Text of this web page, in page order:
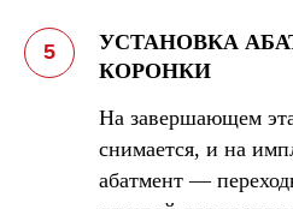
УСТАНОВКА
КОРОНКИ
На завершающем
снимается, и на
абатмент —